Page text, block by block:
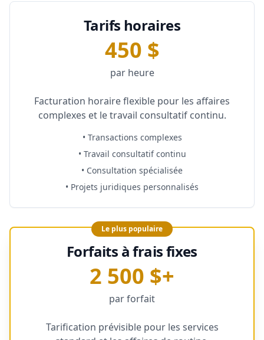
Tarifs horaires
450 $
par heure
Facturation horaire flexible pour les affaires
complexes et le travail consultatif continu.
• Transactions complexes
• Travail consultatif continu
• Consultation spécialisée
• Projets juridiques personnalisés
Le plus populaire
Forfaits à frais fixes
2 500 $+
par forfait
Tarification prévisible pour les services